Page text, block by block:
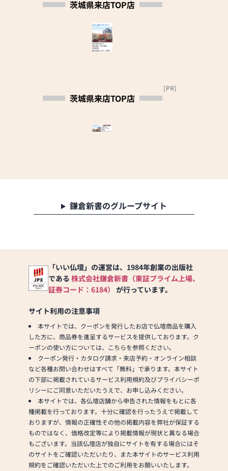
身、ご家族にあった供養
や、お困りのことなどご
ざいましたら、ぜひ、お
気軽にご相談ください。
以上の組み合わせの中か
協同開発で、現代の住宅
にあったモダンなお仏壇
と作り上げたお仏壇コレ
と偲ぶ人をつなぐ新しい
カタチを提案します。
のご案内≫
●仏壇・仏具・お墓・相
続・遺品整理のご相談
●ご来店予約(ページ内
の「来店予約ボタン」か
らお申込ください)
●お電話(ご相談や商品
のご注文を承ります。お
電話時に「いい仏壇を見
た」とお伝えください)
●訪問(はせがわの専門
スタッフがご相談や商品
ご購入のお手続きを致し
ます)
茨城県来店TOP店
茨城県来店TOP店
[PR]
鎌倉新書のグループサイト
「いい仏壇」の運営は、1984年創業の出版社
である 株式会社鎌倉新書（東証プライム上場、
証券コード：6184） が行っています。
サイト利用の注意事項
本サイトでは、クーポンを発行したお店で仏壇商品を購入
した方に、商品券を進呈するサービスを提供しております。ク
ーポンの使い方については、こちらを参照ください。
クーポン発行・カタログ請求・来店予約・オンライン相談
など各種お問い合わせはすべて「無料」で承ります。本サイト
の下部に掲載されているサービス利用規約及びプライバシーポ
リシーにご同意いただいたうえで、お申し込みください。
本サイトでは、各仏壇店舗から申告された情報をもとに各
種掲載を行っております。十分に確認を行ったうえで掲載して
おりますが、情報の正確性その他の掲載内容を弊社が保証する
ものではなく、価格改定等により掲載情報が現状と異なる場合
もございます。当該仏壇店が独自にサイトを有する場合にはそ
のサイトをご確認いただいたり、また本サイトのサービス利用
規約をご確認いただいた上でのご利用をお願いいたします。